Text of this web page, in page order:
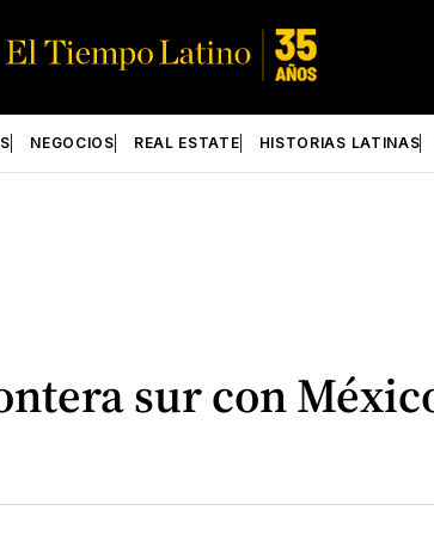
NEGOCIOS REAL ESTATE HISTORIAS LATINAS
sur con